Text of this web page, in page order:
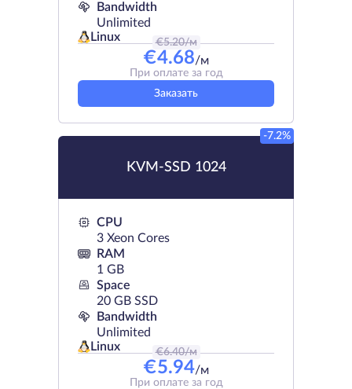
Bandwidth
Unlimited
Linux
€5.20/м
€4.68/м
При оплате за год
Заказать
KVM-SSD 1024
-7.2%
CPU
3 Xeon Cores
RAM
1 GB
Space
20 GB SSD
Bandwidth
Unlimited
Linux
€6.40/м
€5.94/м
При оплате за год